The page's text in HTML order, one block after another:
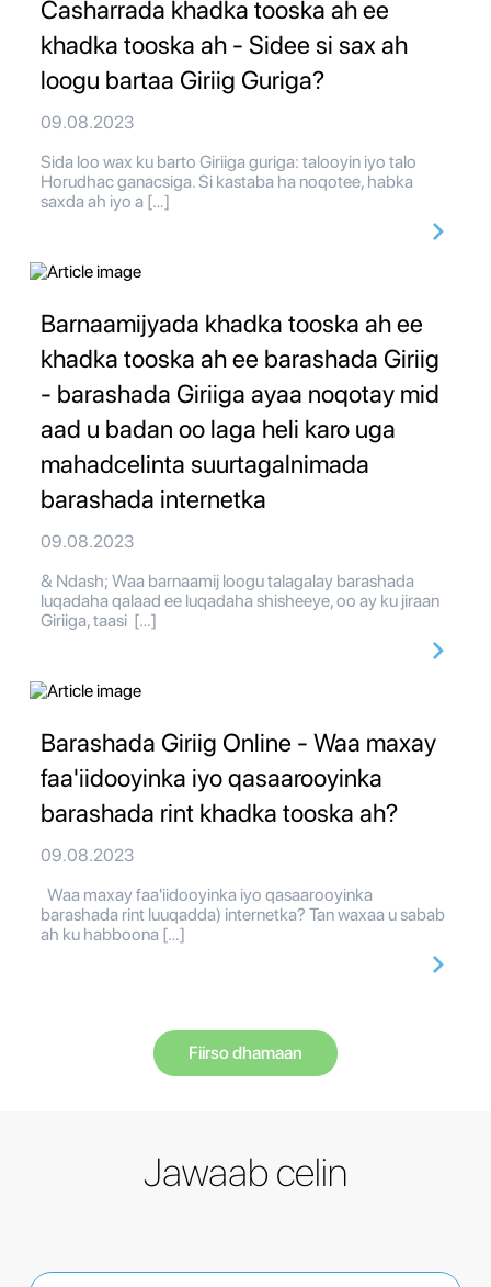
Casharrada khadka tooska ah ee
khadka tooska ah - Sidee si sax ah
loogu bartaa Giriig Guriga?
09.08.2023
Sida loo wax ku barto Giriiga guriga: talooyin iyo talo
Horudhac ganacsiga. Si kastaba ha noqotee, habka
saxda ah iyo a […]
Barnaamijyada khadka tooska ah ee
khadka tooska ah ee barashada Giriig
- barashada Giriiga ayaa noqotay mid
aad u badan oo laga heli karo uga
mahadcelinta suurtagalnimada
barashada internetka
09.08.2023
& Ndash; Waa barnaamij loogu talagalay barashada
luqadaha qalaad ee luqadaha shisheeye, oo ay ku jiraan
Giriiga, taasi […]
Barashada Giriig Online - Waa maxay
faa'iidooyinka iyo qasaarooyinka
barashada rint khadka tooska ah?
09.08.2023
Waa maxay faa'iidooyinka iyo qasaarooyinka
barashada rint luuqadda) internetka? Tan waxaa u sabab
ah ku habboona […]
Fiirso dhamaan
Jawaab celin